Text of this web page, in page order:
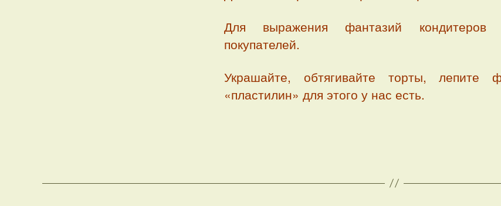
Для выражения фантазий
покупателей.
Украшайте, обтягивайте торты, лепите
«пластилин» для этого у нас есть.